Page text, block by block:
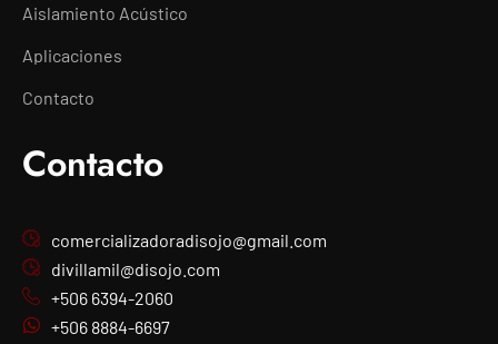
Aislamiento Acústico
Aplicaciones
Contacto
Contacto
comercializadoradisojo@gmail.com
divillamil@disojo.com
+506 6394-2060
+506 8884-6697